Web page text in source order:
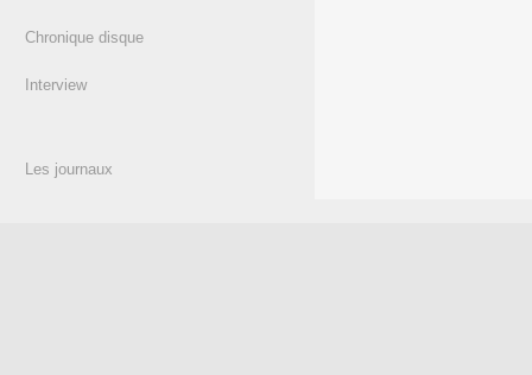
Chronique disque
Interview
Les journaux